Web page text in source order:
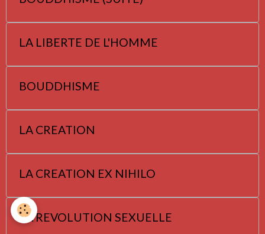
LA LIBERTE DE L'HOMME
BOUDDHISME
LA CREATION
LA CREATION EX NIHILO
LA REVOLUTION SEXUELLE